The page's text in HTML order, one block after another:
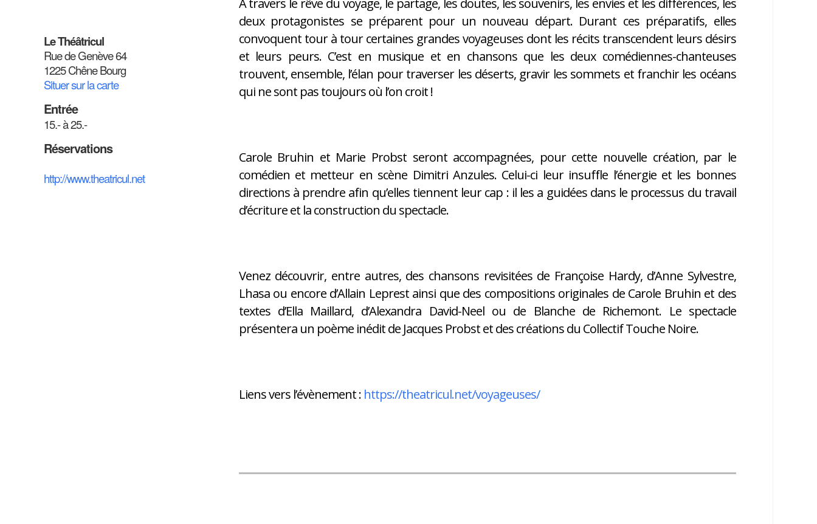
Le Théâtricul
Rue de Genève 64
1225 Chêne Bourg
Situer sur la carte
Entrée
15.- à 25.-
Réservations
http://www.theatricul.net
À travers le rêve du voyage, le partage, les doutes, les souvenirs, les envies et les différences, les
deux protagonistes se préparent pour un nouveau départ. Durant ces préparatifs, elles
convoquent tour à tour certaines grandes voyageuses dont les récits transcendent leurs désirs
et leurs peurs. C’est en musique et en chansons que les deux comédiennes-chanteuses
trouvent, ensemble, l’élan pour traverser les déserts, gravir les sommets et franchir les océans
qui ne sont pas toujours où l’on croit !
Carole Bruhin et Marie Probst seront accompagnées, pour cette nouvelle création, par le
comédien et metteur en scène Dimitri Anzules. Celui-ci leur insuffle l’énergie et les bonnes
directions à prendre afin qu’elles tiennent leur cap : il les a guidées dans le processus du travail
d’écriture et la construction du spectacle.
Venez découvrir, entre autres, des chansons revisitées de Françoise Hardy, d’Anne Sylvestre,
Lhasa ou encore d’Allain Leprest ainsi que des compositions originales de Carole Bruhin et des
textes d’Ella Maillard, d’Alexandra David-Neel ou de Blanche de Richemont. Le spectacle
présentera un poème inédit de Jacques Probst et des créations du Collectif Touche Noire.
Liens vers l’évènement : https://theatricul.net/voyageuses/